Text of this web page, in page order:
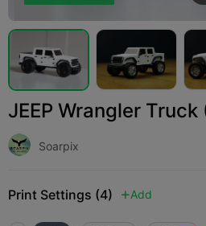
JEEP Wrangler
Soarpix
Print Settings (4)  Add